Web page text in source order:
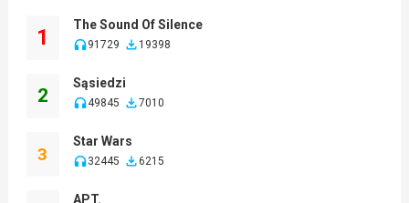
1
The Sound Of Silence
91729 19398
2
Sąsiedzi
49845 7010
3
Star Wars
32445 6215
APT.